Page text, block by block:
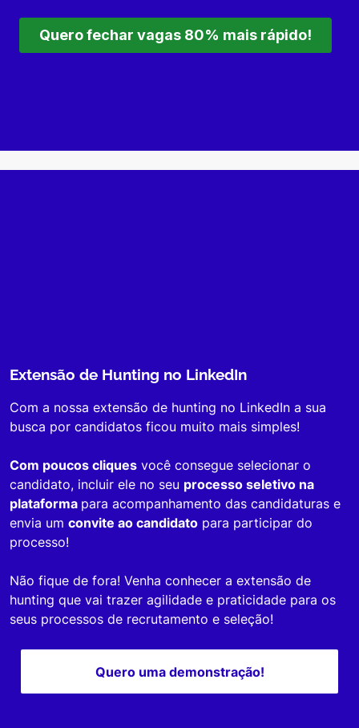
Extensão de Hunting no LinkedIn
Com a nossa extensão de hunting no LinkedIn a sua
busca por candidatos ficou muito mais simples!
Com poucos cliques você consegue selecionar o
candidato, incluir ele no seu processo seletivo na
plataforma para acompanhamento das candidaturas e
envia um convite ao candidato para participar do
processo!
Não fique de fora! Venha conhecer a extensão de
hunting que vai trazer agilidade e praticidade para os
seus processos de recrutamento e seleção!
Quero uma demonstração!